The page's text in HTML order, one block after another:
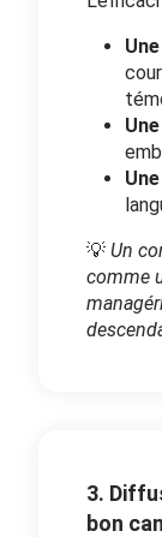
💡 Un
comme
3.
bon